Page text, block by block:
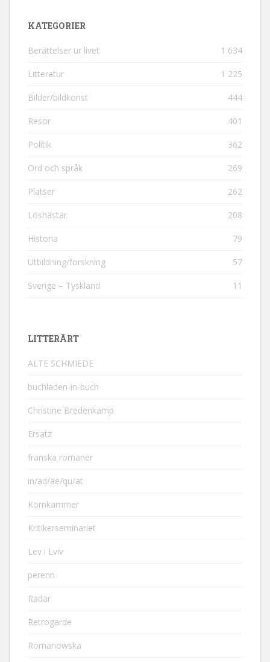
KATEGORIER
Berättelser ur livet 1 634
Litteratur 1 225
Bilder/bildkonst 444
Resor 401
Politik 362
Ord och språk 269
Platser 262
Löshästar 208
Historia 79
Utbildning/forskning 57
Sverige – Tyskland 11
LITTERÄRT
ALTE SCHMIEDE
buchladen-in-buch
Christine Bredenkamp
Ersatz
franska romaner
in/ad/ae/qu/at
Kornkammer
Kritikerseminariet
Lev i Lviv
perenn
Radar
Retrogarde
Romanowska